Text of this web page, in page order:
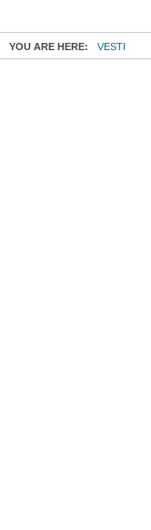
YOU ARE HERE: VESTI